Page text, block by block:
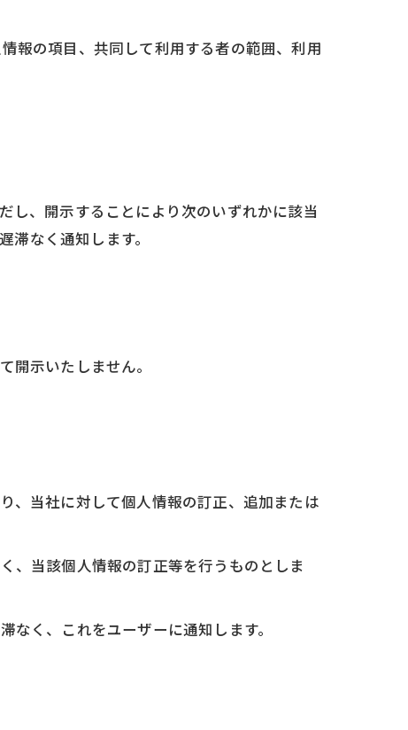
報の項目、共同して利用する者の範囲、利用
し、開示することにより次のいずれかに該当
なく通知します。
開示いたしません。
、当社に対して個人情報の訂正、追加または
、当該個人情報の訂正等を行うものとしま
く、これをユーザーに通知します。